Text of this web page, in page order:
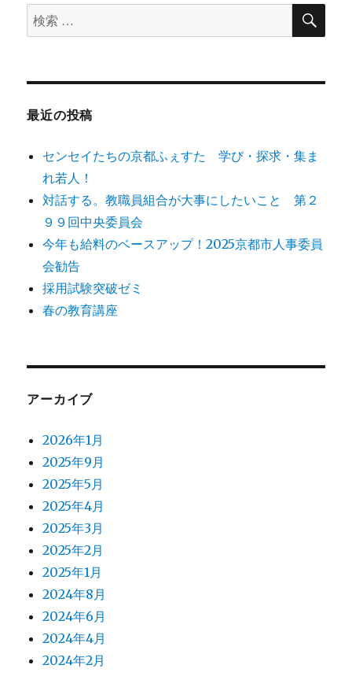
検
索
象:
検
最近の投稿
センセイたちの京都ふぇすた 学び・探求・集ま
れ若人！
対話する。教職員組合が大事にしたいこと 第２
９９回中央委員会
今年も給料のベースアップ！2025京都市人事委員
会勧告
採用試験突破ゼミ
春の教育講座
アーカイブ
2026年1月
2025年9月
2025年5月
2025年4月
2025年3月
2025年2月
2025年1月
2024年8月
2024年6月
2024年4月
2024年2月